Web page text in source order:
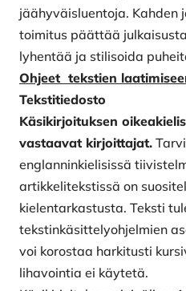
jäähyväisluentoja. Kahden
toimitus päättää
lyhentää ja stilisoida
Ohjeet tekstien
Tekstitiedosto
Käsikirjoituksen
vastaavat kirjoittajat.
englanninkielisissä
artikkelitekstissä on
kielentarkastusta. Teksti
tekstinkäsittelyohjelmien
voi korostaa harkitusti
lihavointia ei käytetä.